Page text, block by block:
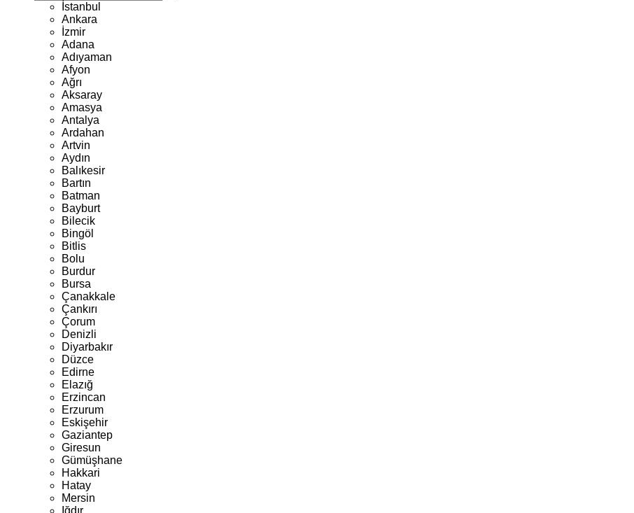
İstanbul
Ankara
İzmir
Adana
Adıyaman
Afyon
Ağrı
Aksaray
Amasya
Antalya
Ardahan
Artvin
Aydın
Balıkesir
Bartın
Batman
Bayburt
Bilecik
Bingöl
Bitlis
Bolu
Burdur
Bursa
Çanakkale
Çankırı
Çorum
Denizli
Diyarbakır
Düzce
Edirne
Elazığ
Erzincan
Erzurum
Eskişehir
Gaziantep
Giresun
Gümüşhane
Hakkari
Hatay
Mersin
Iğdır